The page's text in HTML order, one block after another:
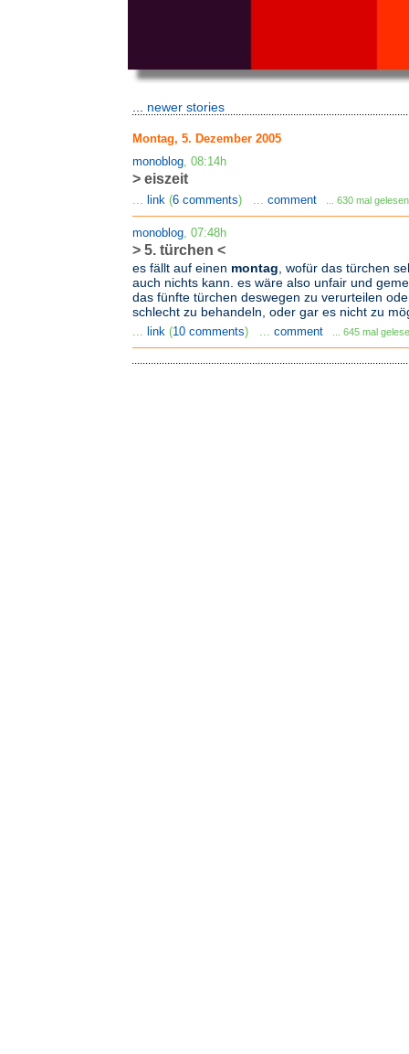
newer stories
Montag, 5. Dezember 2005
monoblog, 08:14h
> eiszeit
... link(6 comments) ... comment ... 630 mal gelesen
monoblog, 07:48h
> 5. türchen <
es fällt auf einen montag , wofür das türchen
auch nichts kann. es wäre also unfair und
das fünfte türchen deswegen zu verurteilen
schlecht zu behandeln, oder gar es nicht zu
... link(10 comments) ... comment ... 645 mal